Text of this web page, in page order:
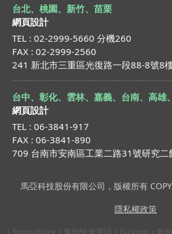
台北、桃園、新竹、苗栗
網頁設計
TEL : 02-2999-5660 分機260
FAX : 02-2999-2560
241 新北市三重區光復路一段88-8號8
台中、彰化、雲林、嘉義、台南、高雄
網頁設計
TEL : 06-3841-917
FAX : 06-3841-890
709 台南市安南區工業二路31號研究二
馬亞科技股份有限公司，版權所有
隱私權政策
fotovoltaice 氣動快速接頭 Custom 散熱